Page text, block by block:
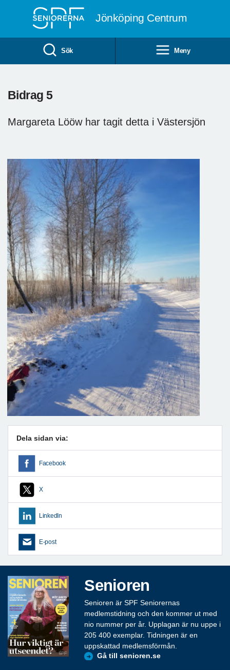
Jönköping Centrum
Sök Meny
Bidrag 5
Margareta Lööw har tagit detta i Västersjön
Dela sidan via:
Facebook
X
LinkedIn
E-post
Senioren
Senioren är SPF Seniorernas
medlemstidning och den kommer ut med
nio nummer per år. Upplagan är nu uppe i
205 400 exemplar. Tidningen är en
uppskattad medlemsförmån.
Gå till senioren.se